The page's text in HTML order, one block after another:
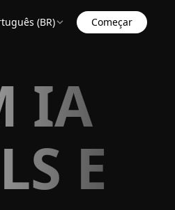
(BR) Começar
IA
E